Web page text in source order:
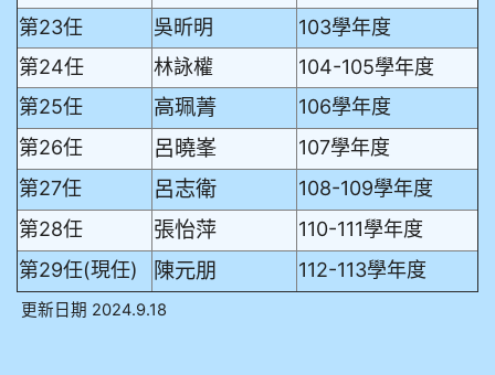
第23任
吳昕明
103學年度
第24任
林詠權
104-105學年度
第25任
高珮菁
106學年度
第26任
呂曉峯
107學年度
第27任
呂志衛
108-109學年度
第28任
張怡萍
110-111學年度
第29任(現任)
陳元朋 112-113學年度
更新日期 2024.9.18